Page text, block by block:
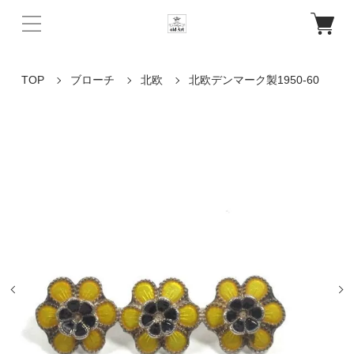
TOP ブローチ 北欧 北欧デンマーク製1950-60